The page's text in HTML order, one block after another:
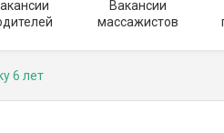
Вакансии
массажистов
6 лет